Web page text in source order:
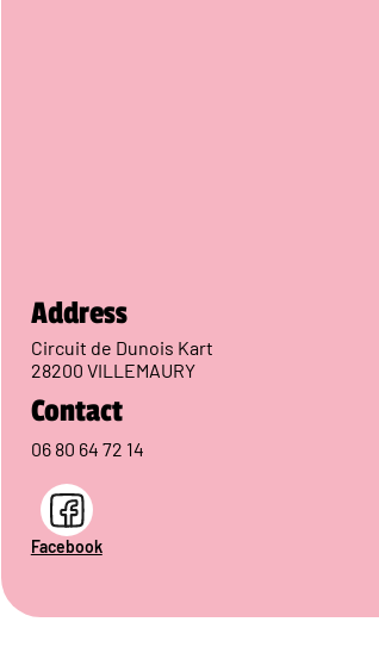
Address
Circuit de Dunois Kart
28200 VILLEMAURY
Contact
06 80 64 72 14
Facebook